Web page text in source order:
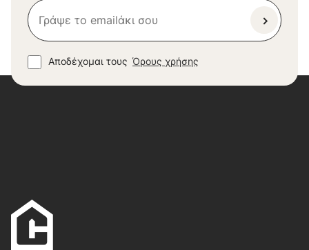
Αποδέχομαι τους Όρους χρήσης